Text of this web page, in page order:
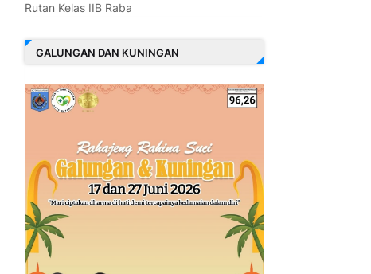
Rutan Kelas IIB Raba
GALUNGAN DAN KUNINGAN